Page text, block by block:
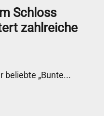
Schloss
zahlreiche
beliebte „Bunte...